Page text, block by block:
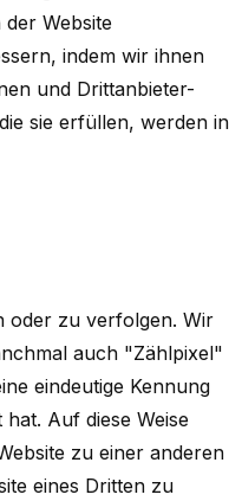
Website
indem wir ihnen
und Drittanbieter-
sie erfüllen, werden in
oder zu verfolgen. Wir
auch "Zählpixel"
eindeutige Kennung
Auf diese Weise
zu einer anderen
eines Dritten zu